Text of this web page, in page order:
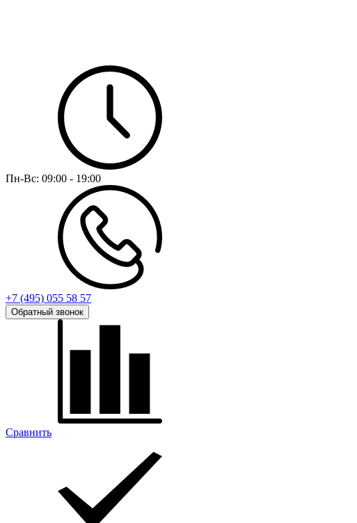
Пн-Вс: 09:00 - 19:00
+7 (495) 055 58 57
Обратный звонок
Сравнить